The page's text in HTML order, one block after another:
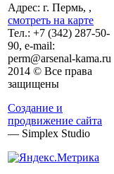
Адрес: г. Пермь, ,
смотреть на карте
Тел.: +7 (342) 287-50-
90, e-mail:
perm@arsenal-kama.ru
2014 © Все права
защищены
Создание и
продвижение сайта
— Simplex Studio